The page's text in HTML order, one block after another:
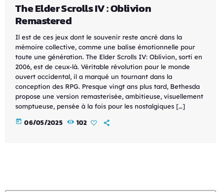
The Elder Scrolls IV : Oblivion
Remastered
Il est de ces jeux dont le souvenir reste ancré dans la
mémoire collective, comme une balise émotionnelle pour
toute une génération. The Elder Scrolls IV: Oblivion, sorti en
2006, est de ceux-là. Véritable révolution pour le monde
ouvert occidental, il a marqué un tournant dans la
conception des RPG. Presque vingt ans plus tard, Bethesda
propose une version remasterisée, ambitieuse, visuellement
somptueuse, pensée à la fois pour les nostalgiques […]
today 06/05/2025 102